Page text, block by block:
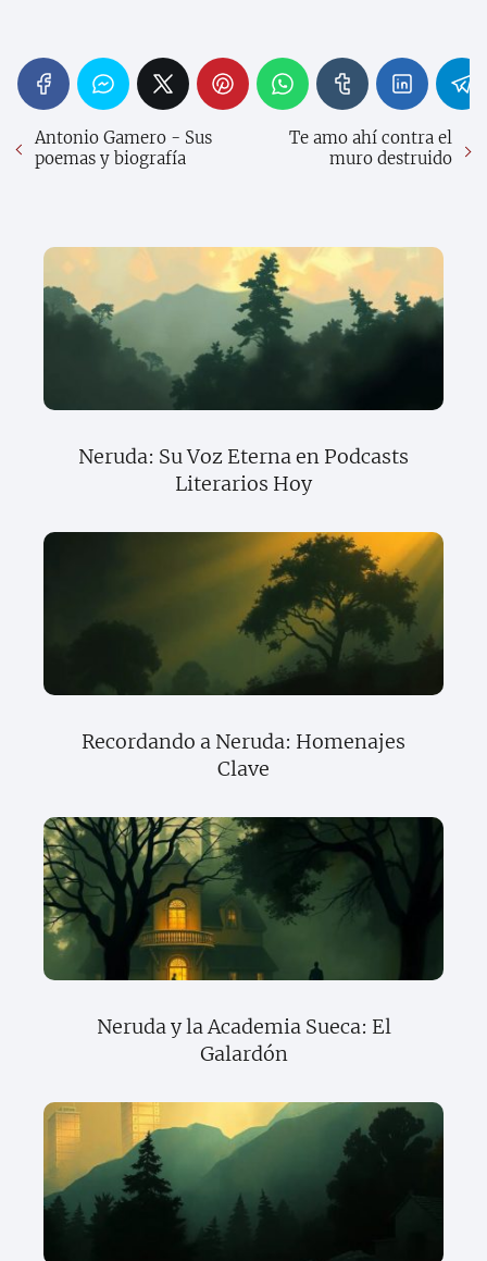
Antonio Gamero - Sus
poemas y biografía
Te amo ahí contra el
muro destruido
Neruda: Su Voz Eterna en Podcasts
Literarios Hoy
Recordando a Neruda: Homenajes
Clave
Neruda y la Academia Sueca: El
Galardón